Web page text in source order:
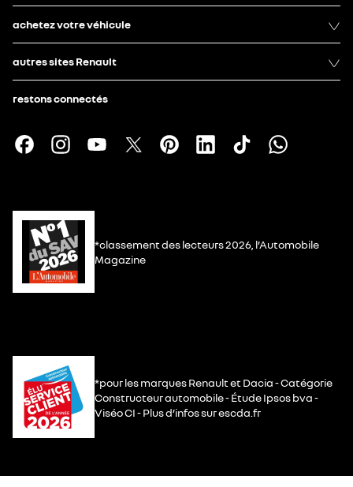
achetez votre véhicule
autres sites Renault
restons connectés
*classement des lecteurs 2026, l’Automobile
Magazine
*pour les marques Renault et Dacia - Catégorie
Constructeur automobile - Étude Ipsos bva -
Viséo CI - Plus d’infos sur escda.fr